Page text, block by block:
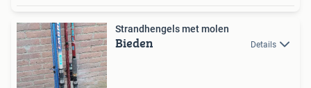
Strandhengels met molen
Bieden Details